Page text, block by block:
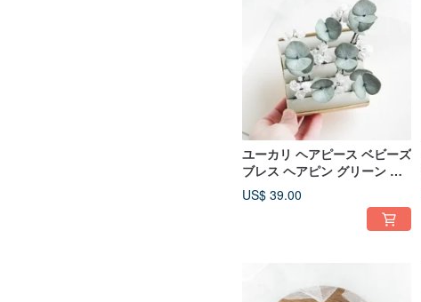
ユーカリ ヘアピース ベビーズ
ブレス ヘアピン グリーン ウ
ェディング ヘアアクセサリー
US$ 39.00